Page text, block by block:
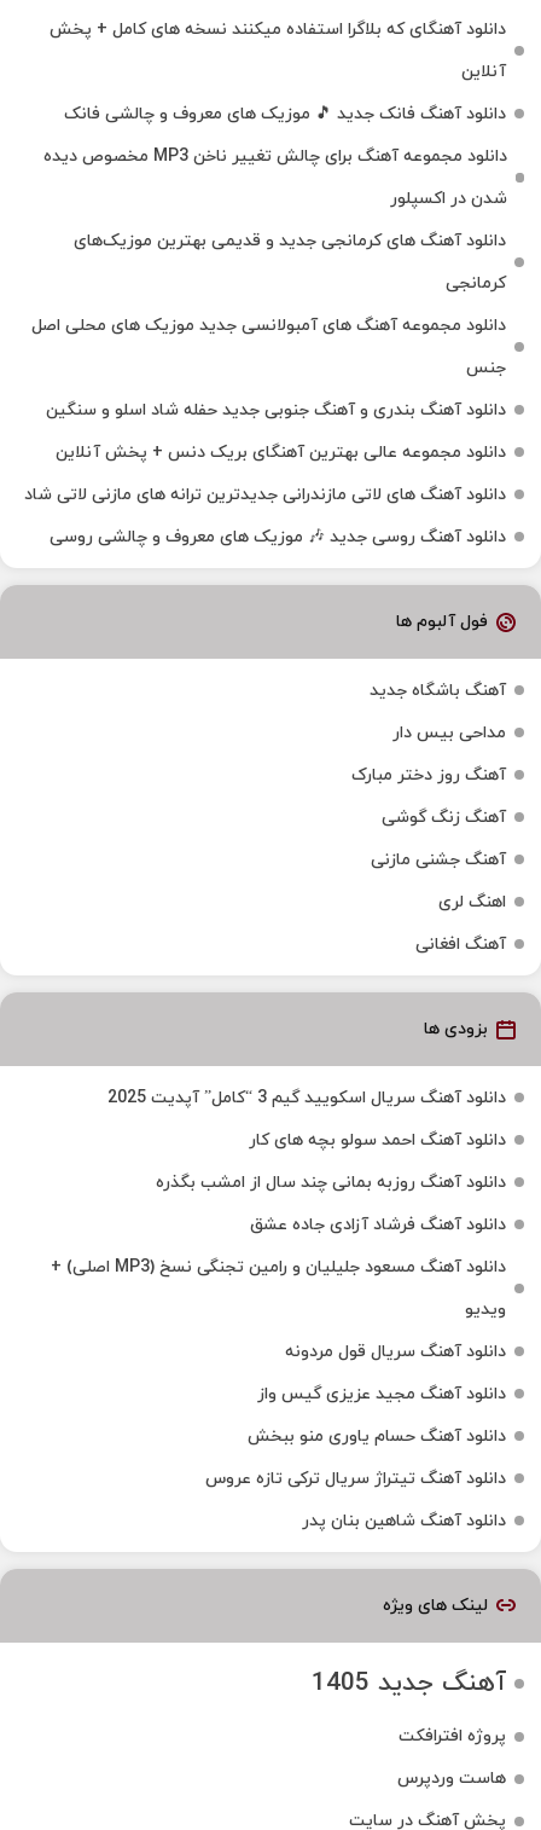
دانلود آهنگای که بلاگرا استفاده میکنند نسخه های کامل + پخش
آنلاین
دانلود آهنگ فانک جدید 🎵 موزیک‌ های معروف و چالشی فانک
دانلود مجموعه آهنگ برای چالش تغییر ناخن MP3 مخصوص دیده
شدن در اکسپلور
دانلود آهنگ‌ های کرمانجی جدید و قدیمی بهترین موزیک‌های
کرمانجی
دانلود مجموعه آهنگ های آمبولانسی جدید موزیک های محلی اصل
جنس
دانلود آهنگ بندری و آهنگ جنوبی جدید حفله شاد اسلو و سنگین
دانلود مجموعه عالی بهترین آهنگای بریک دنس + پخش آنلاین
دانلود آهنگ‌ های لاتی مازندرانی جدیدترین ترانه های مازنی لاتی شاد
دانلود آهنگ روسی جدید 🎶 موزیک‌ های معروف و چالشی روسی
فول آلبوم ها
آهنگ باشگاه جدید
مداحی بیس دار
آهنگ روز دختر مبارک
آهنگ زنگ گوشی
آهنگ جشنی مازنی
اهنگ لری
آهنگ افغانی
بزودی ها
دانلود آهنگ سریال اسکویید گیم 3 “کامل” آپدیت 2025
دانلود آهنگ احمد سولو بچه های کار
دانلود آهنگ روزبه بمانی چند سال از امشب بگذره
دانلود آهنگ فرشاد آزادی جاده عشق
دانلود آهنگ مسعود جلیلیان و رامین تجنگی نسخ (MP3 اصلی) +
ویدیو
دانلود آهنگ سریال قول مردونه
دانلود آهنگ مجید عزیزی گیس واز
دانلود آهنگ حسام یاوری منو ببخش
دانلود آهنگ تیتراژ سریال ترکی تازه عروس
دانلود آهنگ شاهین بنان پدر
لینک های ویژه
آهنگ جدید 1405
پروژه افترافکت
هاست وردپرس
پخش آهنگ در سایت